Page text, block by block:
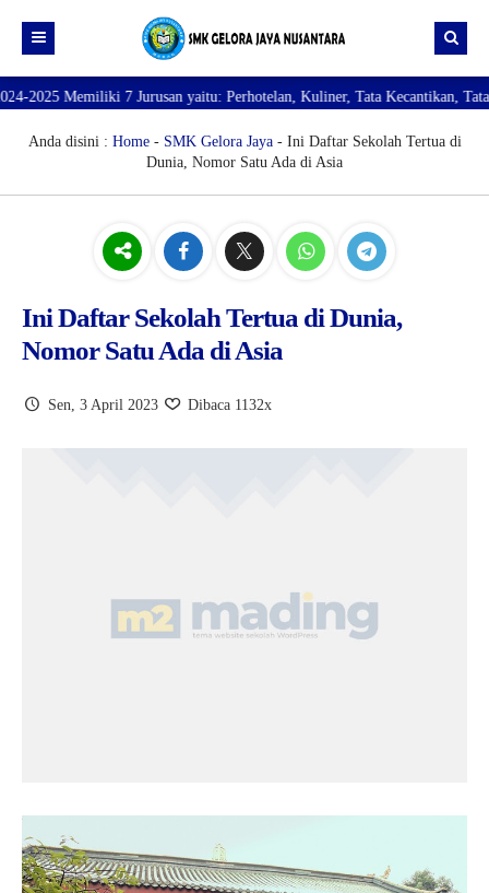
Beranda
Profil
SARANA PRASARANA
DATA GURU
7 Jurusan yaitu: Perhotelan, Kuliner, Tata Kecantikan, Tata
Anda disini : Home- SMK Gelora Jaya- Ini Daftar Sekolah Tertua di
Dunia, Nomor Satu Ada di Asia
Ini Daftar Sekolah Tertua di Dunia,
Nomor Satu Ada di Asia
Sen, 3 April 2023 Dibaca 1132x